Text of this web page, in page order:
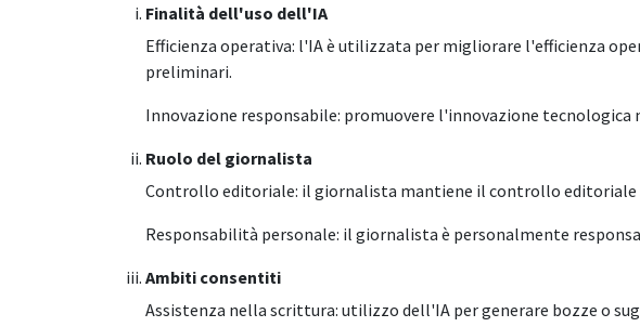
Finalità dell'uso dell'IA
Efficienza operativa: l'IA è utilizzata per migliorare l'efficienza
preliminari.
Innovazione responsabile: promuovere l'innovazione
Ruolo del giornalista
Controllo editoriale: il giornalista mantiene il controllo
Responsabilità personale: il giornalista è personalmente
Ambiti consentiti
Assistenza nella scrittura: utilizzo dell'IA per generare bozze o